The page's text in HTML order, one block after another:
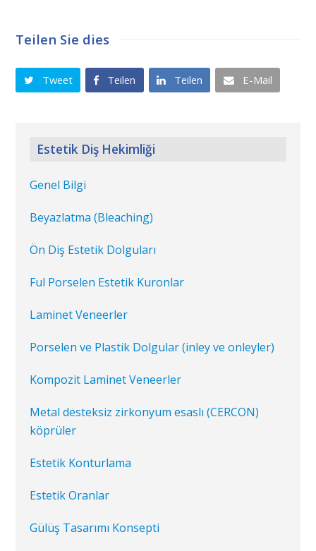
Teilen Sie dies
Tweet Teilen Teilen E-Mail
Estetik Diş Hekimliği
Genel Bilgi
Beyazlatma (Bleaching)
Ön Diş Estetik Dolguları
Ful Porselen Estetik Kuronlar
Laminet Veneerler
Porselen ve Plastik Dolgular (inley ve onleyler)
Kompozit Laminet Veneerler
Metal desteksiz zirkonyum esaslı (CERCON)
köprüler
Estetik Konturlama
Estetik Oranlar
Gülüş Tasarımı Konsepti